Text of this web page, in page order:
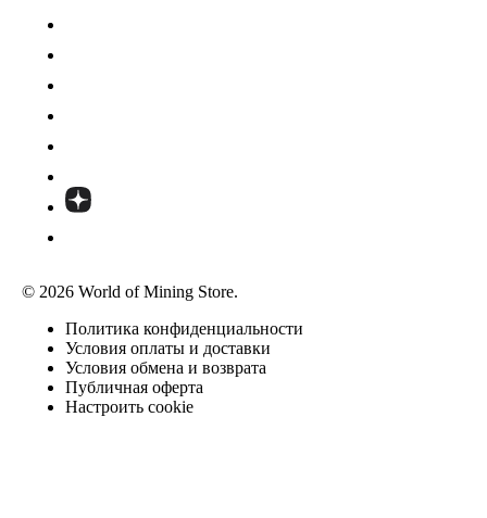
© 2026 World of Mining Store.
Политика конфиденциальности
Условия оплаты и доставки
Условия обмена и возврата
Публичная оферта
Настроить cookie